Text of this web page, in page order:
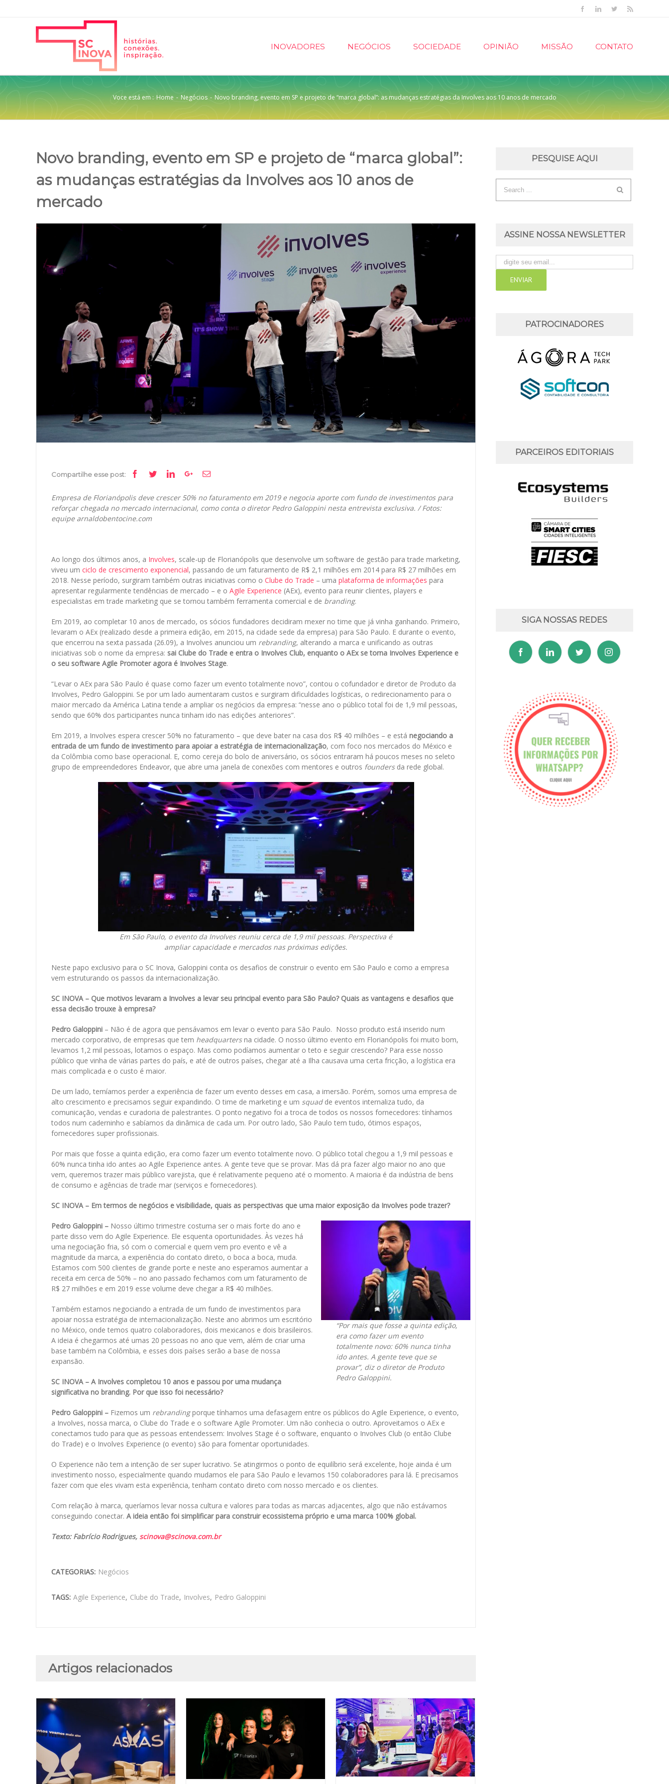
FacebookLinkedinTwitter
INOVADORES NEGÓCIOS SOCIEDADE OPINIÃO MISSÃO CONTATO
Voce está em : Home - Negócios - Novo branding, evento em SP e projeto de “marca global”: as mudanças estratégias da Involves aos 10 anos de mercado
Novo branding, evento em SP e projeto de “marca global”:
as mudanças estratégias da Involves aos 10 anos de
mercado
View
Compartilhe esse post: Facebook
TwitterLinkedinGoogle+Email
Empresa de Florianópolis deve crescer 50% no faturamento em 2019 e negocia aporte com fundo de investimentos para
reforçar chegada no mercado internacional, como conta o diretor Pedro Galoppini nesta entrevista exclusiva. / Fotos:
equipe arnaldobentocine.com
Ao longo dos últimos anos, a Involves, scale-up de Florianópolis que desenvolve um software de gestão para trade marketing,
viveu um ciclo de crescimento exponencial, passando de um faturamento de R$ 2,1 milhões em 2014 para R$ 27 milhões em
2018. Nesse período, surgiram também outras iniciativas como o Clube do Trade – uma plataforma de informações para
apresentar regularmente tendências de mercado – e o Agile Experience (AEx), evento para reunir clientes, players e
especialistas em trade marketing que se tornou também ferramenta comercial e de branding.
Em 2019, ao completar 10 anos de mercado, os sócios fundadores decidiram mexer no time que já vinha ganhando. Primeiro,
levaram o AEx (realizado desde a primeira edição, em 2015, na cidade sede da empresa) para São Paulo. E durante o evento,
que encerrou na sexta passada (26.09), a Involves anunciou um rebranding, alterando a marca e unificando as outras
iniciativas sob o nome da empresa: sai Clube do Trade e entra o Involves Club, enquanto o AEx se torna Involves Experience e
o seu software Agile Promoter agora é Involves Stage.
“Levar o AEx para São Paulo é quase como fazer um evento totalmente novo”, contou o cofundador e diretor de Produto da
Involves, Pedro Galoppini. Se por um lado aumentaram custos e surgiram dificuldades logísticas, o redirecionamento para o
maior mercado da América Latina tende a ampliar os negócios da empresa: “nesse ano o público total foi de 1,9 mil pessoas,
sendo que 60% dos participantes nunca tinham ido nas edições anteriores”.
Em 2019, a Involves espera crescer 50% no faturamento – que deve bater na casa dos R$ 40 milhões – e está negociando a
entrada de um fundo de investimento para apoiar a estratégia de internacionalização, com foco nos mercados do México e
da Colômbia como base operacional. E, como cereja do bolo de aniversário, os sócios entraram há poucos meses no seleto
grupo de empreendedores Endeavor, que abre uma janela de conexões com mentores e outros foundersda rede global.
Em São Paulo, o evento da Involves reuniu cerca de 1,9 mil pessoas. Perspectiva é
ampliar capacidade e mercados nas próximas edições.
Neste papo exclusivo para o SC Inova, Galoppini conta os desafios de construir o evento em São Paulo e como a empresa
vem estruturando os passos da internacionalização.
SC INOVA – Que motivos levaram a Involves a levar seu principal evento para São Paulo? Quais as vantagens e desafios que
essa decisão trouxe à empresa?
Pedro Galoppini – Não é de agora que pensávamos em levar o evento para São Paulo. Nosso produto está inserido num
mercado corporativo, de empresas que tem headquartersna cidade. O nosso último evento em Florianópolis foi muito bom,
levamos 1,2 mil pessoas, lotamos o espaço. Mas como podíamos aumentar o teto e seguir crescendo? Para esse nosso
público que vinha de várias partes do país, e até de outros países, chegar até a Ilha causava uma certa fricção, a logística era
mais complicada e o custo é maior.
De um lado, temíamos perder a experiência de fazer um evento desses em casa, a imersão. Porém, somos uma empresa de
alto crescimento e precisamos seguir expandindo. O time de marketing e um squadde eventos internaliza tudo, da
comunicação, vendas e curadoria de palestrantes. O ponto negativo foi a troca de todos os nossos fornecedores: tínhamos
todos num caderninho e sabíamos da dinâmica de cada um. Por outro lado, São Paulo tem tudo, ótimos espaços,
fornecedores super profissionais.
Por mais que fosse a quinta edição, era como fazer um evento totalmente novo. O público total chegou a 1,9 mil pessoas e
60% nunca tinha ido antes ao Agile Experience antes. A gente teve que se provar. Mas dá pra fazer algo maior no ano que
vem, queremos trazer mais público varejista, que é relativamente pequeno até o momento. A maioria é da indústria de bens
de consumo e agências de trade mar (serviços e fornecedores).
SC INOVA – Em termos de negócios e visibilidade, quais as perspectivas que uma maior exposição da Involves pode trazer?
“Por mais que fosse a quinta edição,
era como fazer um evento
totalmente novo: 60% nunca tinha
ido antes. A gente teve que se
provar”, diz o diretor de Produto
Pedro Galoppini.
Pedro Galoppini – Nosso último trimestre costuma ser o mais forte do ano e
parte disso vem do Agile Experience. Ele esquenta oportunidades. Às vezes há
uma negociação fria, só com o comercial e quem vem pro evento e vê a
magnitude da marca, a experiência do contato direto, o boca a boca, muda.
Estamos com 500 clientes de grande porte e neste ano esperamos aumentar a
receita em cerca de 50% – no ano passado fechamos com um faturamento de
R$ 27 milhões e em 2019 esse volume deve chegar a R$ 40 milhões.
Também estamos negociando a entrada de um fundo de investimentos para
apoiar nossa estratégia de internacionalização. Neste ano abrimos um escritório
no México, onde temos quatro colaboradores, dois mexicanos e dois brasileiros.
A ideia é chegarmos até umas 20 pessoas no ano que vem, além de criar uma
base também na Colômbia, e esses dois países serão a base de nossa
expansão.
SC INOVA – A Involves completou 10 anos e passou por uma mudança
significativa no branding. Por que isso foi necessário?
Pedro Galoppini – Fizemos um rebrandingporque tínhamos uma defasagem entre os públicos do Agile Experience, o evento,
a Involves, nossa marca, o Clube do Trade e o software Agile Promoter. Um não conhecia o outro. Aproveitamos o AEx e
conectamos tudo para que as pessoas entendessem: Involves Stage é o software, enquanto o Involves Club (o então Clube
do Trade) e o Involves Experience (o evento) são para fomentar oportunidades.
O Experience não tem a intenção de ser super lucrativo. Se atingirmos o ponto de equilíbrio será excelente, hoje ainda é um
investimento nosso, especialmente quando mudamos ele para São Paulo e levamos 150 colaboradores para lá. E precisamos
fazer com que eles vivam esta experiência, tenham contato direto com nosso mercado e os clientes.
Com relação à marca, queríamos levar nossa cultura e valores para todas as marcas adjacentes, algo que não estávamos
conseguindo conectar. A ideia então foi simplificar para construir ecossistema próprio e uma marca 100% global.
Texto: Fabrício Rodrigues, scinova@scinova.com.br
CATEGORIAS: Negócios
TAGS: Agile Experience, Clube do Trade, Involves, Pedro Galoppini
PESQUISE AQUI
ASSINE NOSSA NEWSLETTER
PATROCINADORES
PARCEIROS EDITORIAIS
SIGA NOSSAS REDES
Artigos relacionados